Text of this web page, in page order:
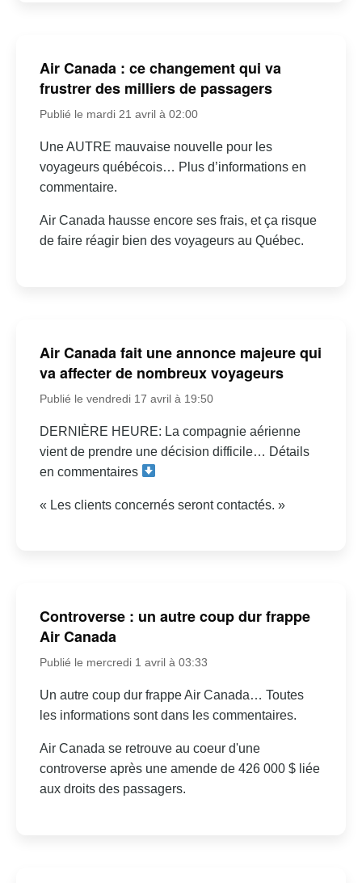
Air Canada : ce changement qui va
frustrer des milliers de passagers
Publié le mardi 21 avril à 02:00
Une AUTRE mauvaise nouvelle pour les
voyageurs québécois… Plus d’informations en
commentaire.
Air Canada hausse encore ses frais, et ça risque
de faire réagir bien des voyageurs au Québec.
Air Canada fait une annonce majeure qui
va affecter de nombreux voyageurs
Publié le vendredi 17 avril à 19:50
DERNIÈRE HEURE: La compagnie aérienne
vient de prendre une décision difficile… Détails
en commentaires
« Les clients concernés seront contactés. »
Controverse : un autre coup dur frappe
Air Canada
Publié le mercredi 1 avril à 03:33
Un autre coup dur frappe Air Canada… Toutes
les informations sont dans les commentaires.
Air Canada se retrouve au coeur d'une
controverse après une amende de 426 000 $ liée
aux droits des passagers.